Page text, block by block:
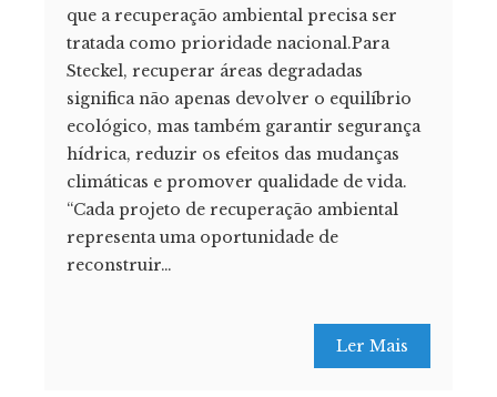
que a recuperação ambiental precisa ser
tratada como prioridade nacional.Para
Steckel, recuperar áreas degradadas
significa não apenas devolver o equilíbrio
ecológico, mas também garantir segurança
hídrica, reduzir os efeitos das mudanças
climáticas e promover qualidade de vida.
“Cada projeto de recuperação ambiental
representa uma oportunidade de
reconstruir…
Ler Mais